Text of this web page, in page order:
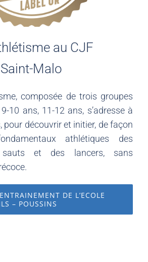
au CJF
Malo
composée de trois groupes
10 ans, 11-12 ans, s’adresse à
pour découvrir et initier, de façon
athlétiques des
et des lancers, sans
DE L’ECOLE
– POUSSINS